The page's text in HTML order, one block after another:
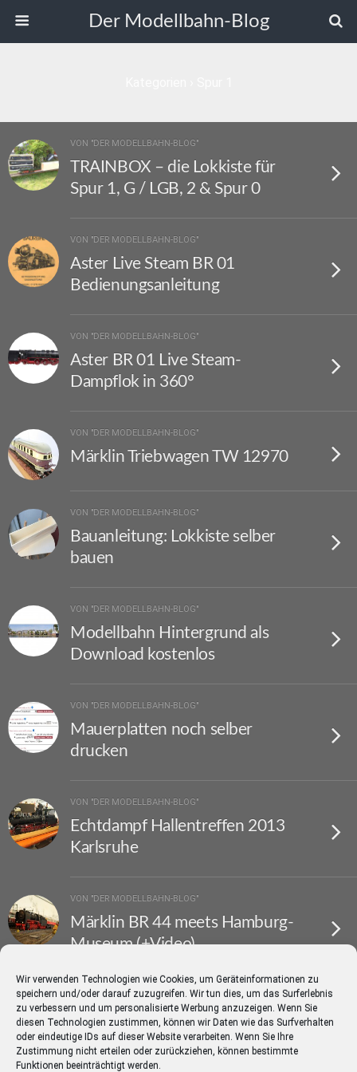
Wir verwenden Technologien wie Cookies, um Geräteinformationen zu
speichern und/oder darauf zuzugreifen. Wir tun dies, um das Surferlebnis
zu verbessern und um personalisierte Werbung anzuzeigen. Wenn Sie
diesen Technologien zustimmen, können wir Daten wie das Surfverhalten
oder eindeutige IDs auf dieser Website verarbeiten. Wenn Sie Ihre
Zustimmung nicht erteilen oder zurückziehen, können bestimmte
Funktionen beeinträchtigt werden.
Der Modellbahn-Blog
VON "DER MODELLBAHN-BLOG"
TRAINBOX – die Lokkiste für
Spur 1, G / LGB, 2 & Spur 0
VON "DER MODELLBAHN-BLOG"
Aster Live Steam BR 01
Bedienungsanleitung
VON "DER MODELLBAHN-BLOG"
Aster BR 01 Live Steam-
Dampflok in 360°
VON "DER MODELLBAHN-BLOG"
Märklin Triebwagen TW 12970
VON "DER MODELLBAHN-BLOG"
Bauanleitung: Lokkiste selber
bauen
VON "DER MODELLBAHN-BLOG"
Modellbahn Hintergrund als
Download kostenlos
VON "DER MODELLBAHN-BLOG"
Mauerplatten noch selber
drucken
VON "DER MODELLBAHN-BLOG"
Echtdampf Hallentreffen 2013
Karlsruhe
VON "DER MODELLBAHN-BLOG"
Märklin BR 44 meets Hamburg-
Museum (+Video)
VON "DER MODELLBAHN-BLOG"
Spur 1 Treffen in Sinsheim 2012
(+Video)